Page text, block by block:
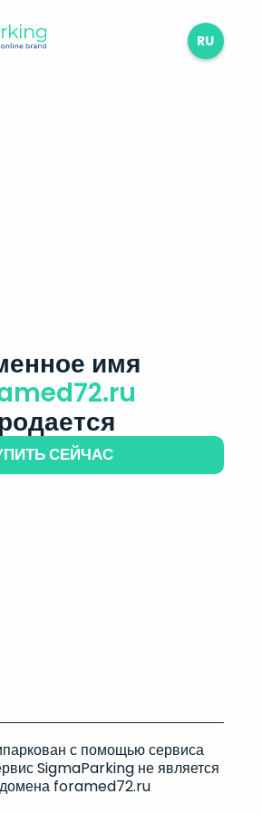
RU
имя
СЕЙЧАС
с помощью сервиса
SigmaParking не является
foramed72.ru